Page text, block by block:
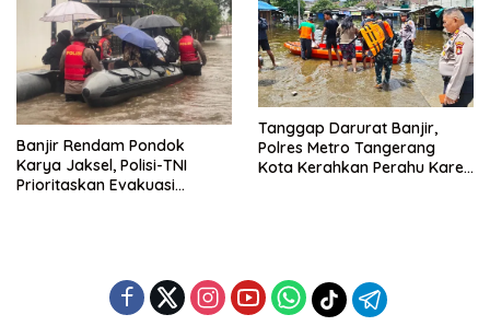
Banjir Rendam Pondok
Karya Jaksel, Polisi-TNI
Prioritaskan Evakuasi
Tanggap Darurat Banjir,
Polres Metro Tangerang
Kota Kerahkan Perahu Karet